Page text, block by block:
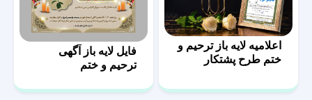
اعلامیه لایه باز ترحیم و
ختم طرح پشتکار
فایل لایه باز آگهی
ترحیم و ختم